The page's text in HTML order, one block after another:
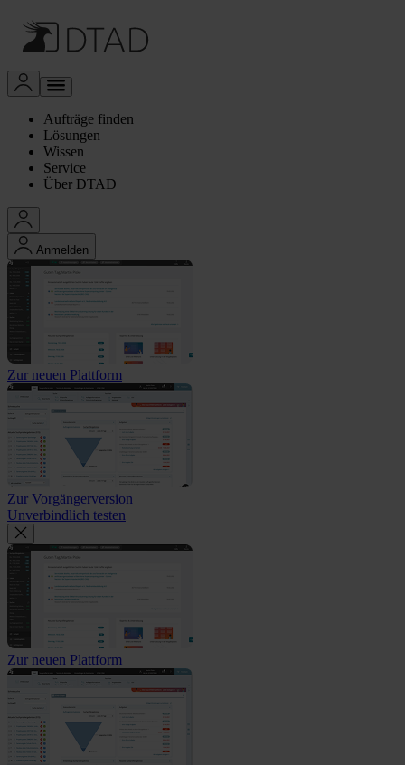
Aufträge finden
Lösungen
Wissen
Service
Über DTAD
Anmelden
Zur neuen Plattform
Zur Vorgängerversion
Unverbindlich testen
Zur neuen Plattform